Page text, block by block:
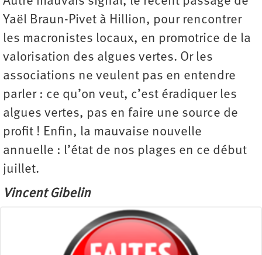
Yaël Braun-Pivet à Hillion, pour rencontrer
les macronistes locaux, en promotrice de la
valorisation des algues vertes. Or les
associations ne veulent pas en entendre
parler : ce qu’on veut, c’est éradiquer les
algues vertes, pas en faire une source de
profit ! Enfin, la mauvaise nouvelle
annuelle : l’état de nos plages en ce début
juillet.
Vincent Gibelin